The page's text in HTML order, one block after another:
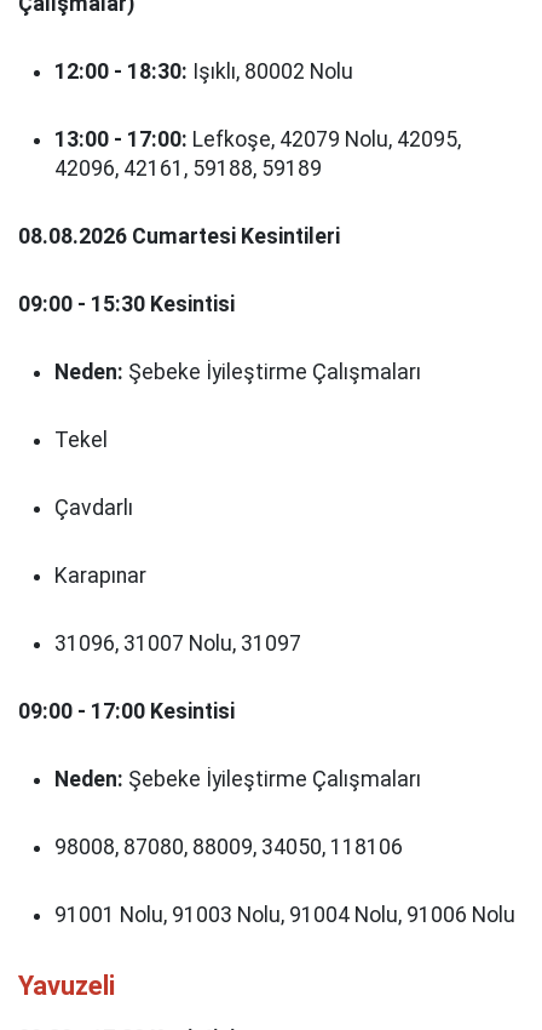
12:00 - 18:30: Işıklı, 80002 Nolu
13:00 - 17:00: Lefkoşe, 42079 Nolu, 42095,
42096, 42161, 59188, 59189
08.08.2026 Cumartesi Kesintileri
09:00 - 15:30 Kesintisi
Neden: Şebeke İyileştirme Çalışmaları
Tekel
Çavdarlı
Karapınar
31096, 31007 Nolu, 31097
09:00 - 17:00 Kesintisi
Neden: Şebeke İyileştirme Çalışmaları
98008, 87080, 88009, 34050, 118106
91001 Nolu, 91003 Nolu, 91004 Nolu, 91006 Nolu
Yavuzeli